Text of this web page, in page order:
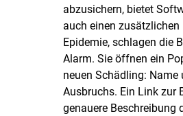
abzusichern, bietet
auch einen
Epidemie, schlagen die
Alarm. Sie öffnen ein
neuen Schädling:
Ausbruchs. Ein Link zur
genauere Beschreibung